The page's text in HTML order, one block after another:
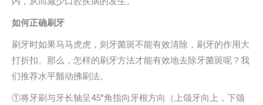
如何正确刷牙
刷牙时如果马马虎虎，则牙菌斑不能有效清除，刷牙的作用大
打折扣。那么，怎样的刷牙方法才能有效地去除牙菌斑呢？我
们推荐水平颤动拂刷法。
①将牙刷与牙长轴呈45°角指向牙根方向（上颌牙向上，下颌